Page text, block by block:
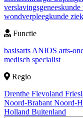
verslavingsgeneeskunde
wondverpleegkunde
Functie
basisarts ANIOS arts-
medisch specialist
Regio
Drenthe Flevoland
Noord-Brabant Noord-
Holland Buitenland